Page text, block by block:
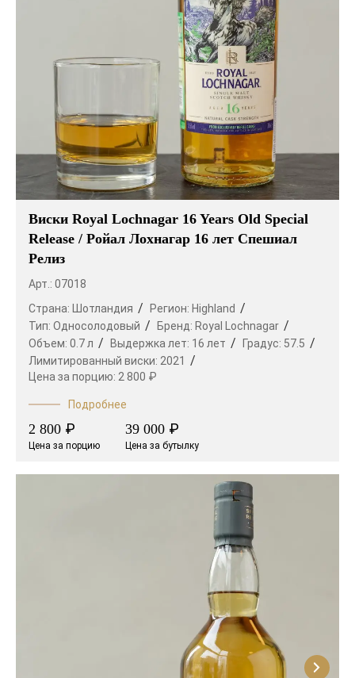
Виски Royal Lochnagar 16 Years Old Special
Release / Ройал Лохнагар 16 лет Спешиал
Релиз
Арт.: 07018
Страна:
Шотландия Регион: Highland
Тип: Односолодовый Бренд: Royal Lochnagar
Объем: 0.7 л Выдержка лет: 16 лет Градус: 57.5
Лимитированный виски: 2021
Цена за порцию: 2 800 ₽
Подробнее
2 800 ₽
Цена за порцию
39 000 ₽
Цена за бутылку